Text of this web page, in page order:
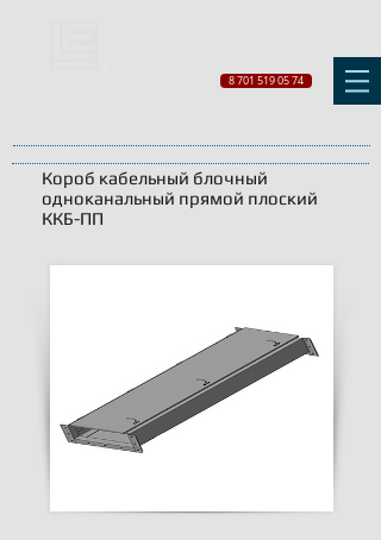
8 701 519 05 74
Короб кабельный блочный
одноканальный прямой плоский
ККБ-ПП